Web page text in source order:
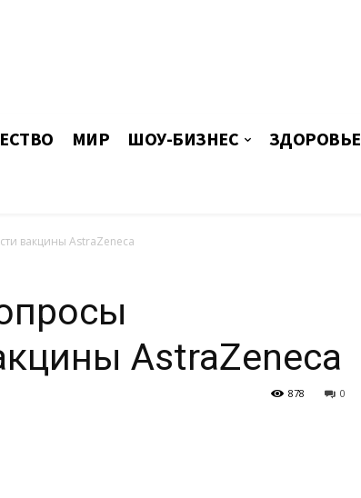
МИР ШОУ-БИЗНЕС ЗДОРОВЬЕ
вакцины AstraZeneca
AstraZeneca
0
878